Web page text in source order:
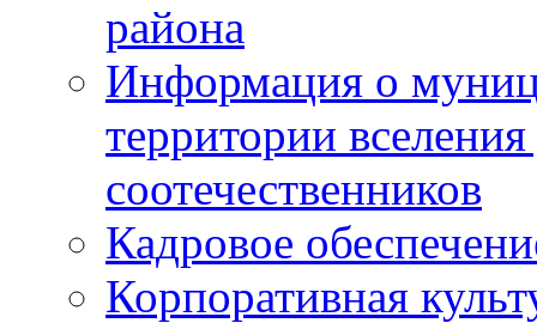
района
Информация о
территории
соотечественников
Кадровое
Корпоративная